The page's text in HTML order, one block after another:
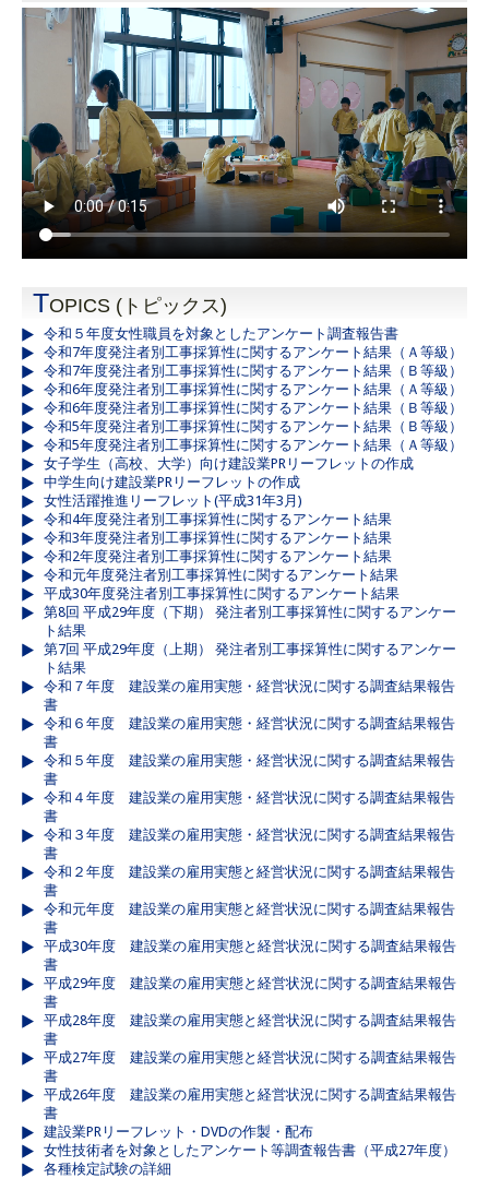
TOPICS (トピックス)
令和５年度女性職員を対象としたアンケート調査報告書
令和7年度発注者別工事採算性に関するアンケート結果（Ａ等級）
令和7年度発注者別工事採算性に関するアンケート結果（Ｂ等級）
令和6年度発注者別工事採算性に関するアンケート結果（Ａ等級）
令和6年度発注者別工事採算性に関するアンケート結果（Ｂ等級）
令和5年度発注者別工事採算性に関するアンケート結果（Ｂ等級）
令和5年度発注者別工事採算性に関するアンケート結果（Ａ等級）
女子学生（高校、大学）向け建設業PRリーフレットの作成
中学生向け建設業PRリーフレットの作成
女性活躍推進リーフレット(平成31年3月)
令和4年度発注者別工事採算性に関するアンケート結果
令和3年度発注者別工事採算性に関するアンケート結果
令和2年度発注者別工事採算性に関するアンケート結果
令和元年度発注者別工事採算性に関するアンケート結果
平成30年度発注者別工事採算性に関するアンケート結果
第8回 平成29年度（下期） 発注者別工事採算性に関するアンケー
ト結果
第7回 平成29年度（上期） 発注者別工事採算性に関するアンケー
ト結果
令和７年度 建設業の雇用実態・経営状況に関する調査結果報告
書
令和６年度 建設業の雇用実態・経営状況に関する調査結果報告
書
令和５年度 建設業の雇用実態・経営状況に関する調査結果報告
書
令和４年度 建設業の雇用実態・経営状況に関する調査結果報告
書
令和３年度 建設業の雇用実態・経営状況に関する調査結果報告
書
令和２年度 建設業の雇用実態と経営状況に関する調査結果報告
書
令和元年度 建設業の雇用実態と経営状況に関する調査結果報告
書
平成30年度 建設業の雇用実態と経営状況に関する調査結果報告
書
平成29年度 建設業の雇用実態と経営状況に関する調査結果報告
書
平成28年度 建設業の雇用実態と経営状況に関する調査結果報告
書
平成27年度 建設業の雇用実態と経営状況に関する調査結果報告
書
平成26年度 建設業の雇用実態と経営状況に関する調査結果報告
書
建設業PRリーフレット・DVDの作製・配布
女性技術者を対象としたアンケート等調査報告書（平成27年度）
各種検定試験の詳細